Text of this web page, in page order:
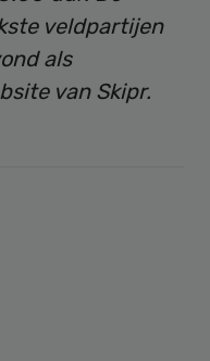
veldpartijen
als
van Skipr.